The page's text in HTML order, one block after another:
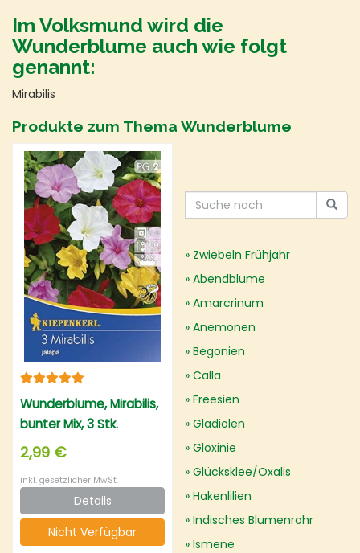
Im Volksmund wird die
Wunderblume auch wie folgt
genannt:
Mirabilis
Produkte zum Thema Wunderblume
Wunderblume, Mirabilis,
bunter Mix, 3 Stk.
2,99 €
inkl. gesetzlicher MwSt.
Details
Nicht Verfügbar
Zwiebeln Frühjahr
Abendblume
Amarcrinum
Anemonen
Begonien
Calla
Freesien
Gladiolen
Gloxinie
Glücksklee/Oxalis
Hakenlilien
Indisches Blumenrohr
Ismene